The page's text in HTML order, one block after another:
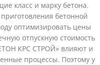
класс и марку бетона.
бетонной
оптимизировать цены
отпускную стоимость
КРС СТРОЙ» влияют и
процессы. Поэтому у